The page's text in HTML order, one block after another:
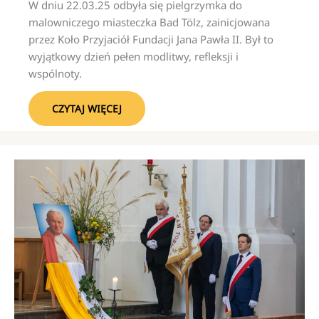
W dniu 22.03.25 odbyła się pielgrzymka do
malowniczego miasteczka Bad Tölz, zainicjowana
przez Koło Przyjaciół Fundacji Jana Pawła II. Był to
wyjątkowy dzień pełen modlitwy, refleksji i
wspólnoty.
CZYTAJ WIĘCEJ